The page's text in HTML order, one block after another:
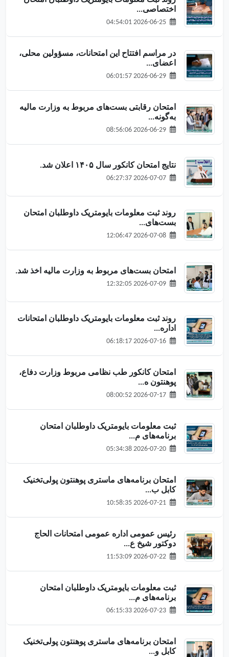
اختصاصی...
در مراسم افتتاح این امتحانات، مسؤولین محلی،
اعضای...
امتحان رقابتی بست‌های مربوط به وزارت مالیه
به‌گونه...
نتایج امتحان کانکور سال ۱۴۰۵ اعلان شد.
روند ثبت معلومات بایومتریک داوطلبان امتحان
بست‌های...
امتحان بست‌های مربوط به وزارت مالیه اخذ شد.
روند ثبت معلومات بایومتریک داوطلبان امتحانات
اداره...
امتحان کانکور طب نظامی مربوط وزارت دفاع،
پوهنتون ه...
ثبت معلومات بایومتریک داوطلبان امتحان
برنامه‌های م...
امتحان برنامه‌های ماستری پوهنتون پولی‌تخنیک
کابل ب...
رئیس عمومی اداره عمومی امتحانات الحاج
دوکتور شیخ ع...
ثبت معلومات بایومتریک داوطلبان امتحان
برنامه‌های م...
امتحان برنامه‌های ماستری پوهنتون پولی‌تخنیک
کابل و...